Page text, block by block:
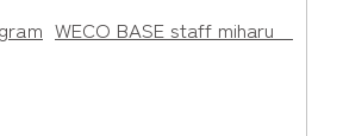
WECO BASE staff miharu